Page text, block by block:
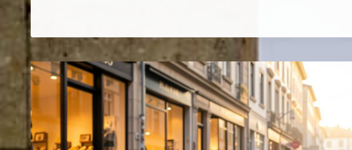
TROUVÉ
PAR
SES
HABITANTS
PAR
SES
VISITEURS